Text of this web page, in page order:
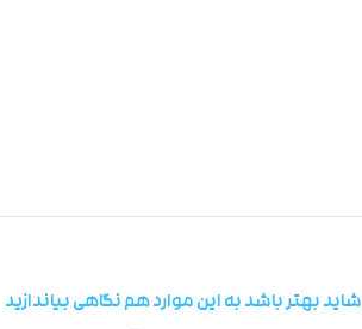
شاید بهتر باشد به این موارد هم نگاهی بیاندازید